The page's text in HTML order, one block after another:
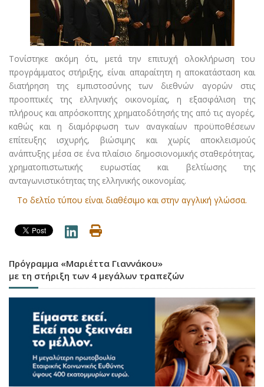
Τονίστηκε ακόμη ότι, μετά την επιτυχή ολοκλήρωση του
προγράμματος στήριξης, είναι απαραίτητη η αποκατάσταση και
διατήρηση της εμπιστοσύνης των διεθνών αγορών στις
προοπτικές της ελληνικής οικονομίας, η εξασφάλιση της
πλήρους και απρόσκοπτης χρηματοδότησής της από τις αγορές,
καθώς και η διαμόρφωση των αναγκαίων προϋποθέσεων
επίτευξης ισχυρής, βιώσιμης και χωρίς αποκλεισμούς
ανάπτυξης μέσα σε ένα πλαίσιο δημοσιονομικής σταθερότητας,
χρηματοπιστωτικής ευρωστίας και βελτίωσης της
ανταγωνιστικότητας της ελληνικής οικονομίας.
To δελτίο τύπου είναι διαθέσιμο και στην αγγλική γλώσσα.
Πρόγραμμα «Μαριέττα Γιαννάκου»
με τη στήριξη των 4 μεγάλων τραπεζών